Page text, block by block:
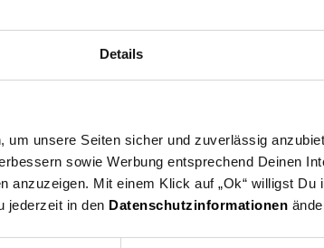
Details
um unsere Seiten sicher und zuverlässig
sowie Werbung entsprechend Deinen
anzuzeigen. Mit einem Klick auf „Ok“ willigst Du
jederzeit in den Datenschutzinformationen
Alle Filialangebote ansehen